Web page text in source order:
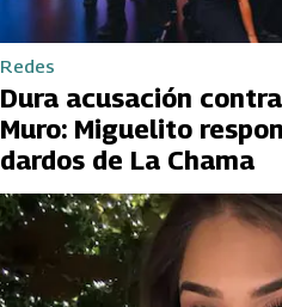
Redes
Dura acusación
Muro: Miguelito
dardos de La Chama